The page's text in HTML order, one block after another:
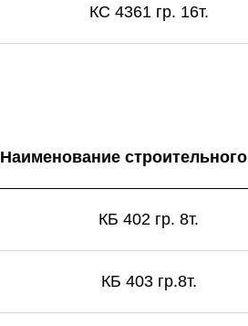
прайс листКС 4361 гр. 16т.
Наименование
КБ 402 гр. 8т.
КБ 403 гр.8т.